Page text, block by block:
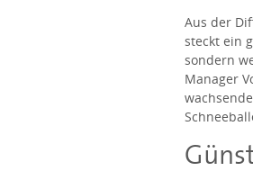
Aus der
steckt ein
sondern
Manager